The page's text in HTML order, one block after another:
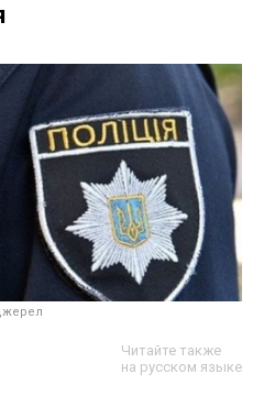
Читайте также
на русском языке